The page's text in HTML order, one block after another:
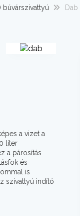
a vizet a
liter
a párosítás
és
is
szivattyú indító